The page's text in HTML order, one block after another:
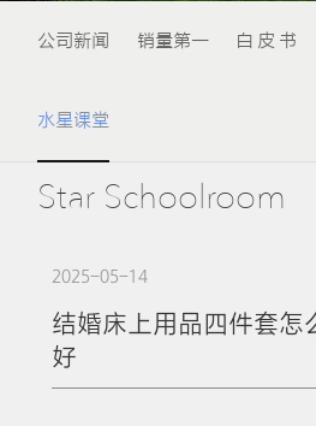
公司新闻 销量第一 白 皮 书
水星课堂
Star Schoolroom
2025-05-14
结婚床上用品四件套怎
好